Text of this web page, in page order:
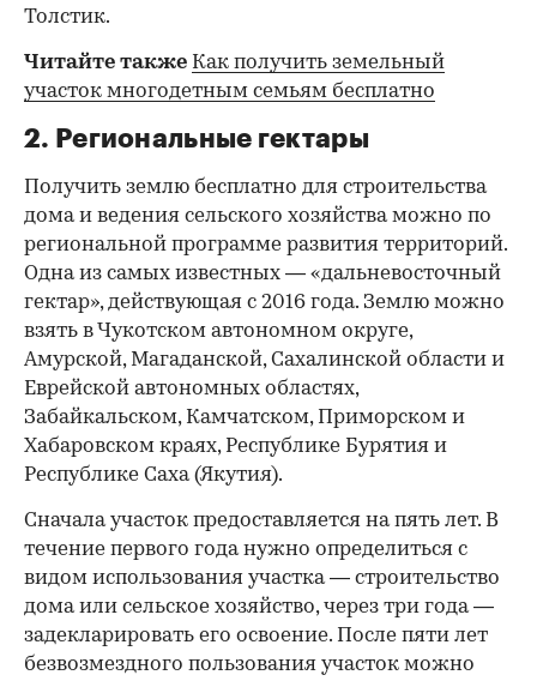
Толстик.
Читайте также Как получить земельный
участок многодетным семьям бесплатно
2. Региональные гектары
Получить землю бесплатно для строительства
дома и ведения сельского хозяйства можно по
региональной программе развития территорий.
Одна из самых известных — «дальневосточный
гектар», действующая с 2016 года. Землю можно
взять в Чукотском автономном округе,
Амурской, Магаданской, Сахалинской области и
Еврейской автономных областях,
Забайкальском, Камчатском, Приморском и
Хабаровском краях, Республике Бурятия и
Республике Саха (Якутия).
Сначала участок предоставляется на пять лет. В
течение первого года нужно определиться с
видом использования участка — строительство
дома или сельское хозяйство, через три года —
задекларировать его освоение. После пяти лет
безвозмездного пользования участок можно